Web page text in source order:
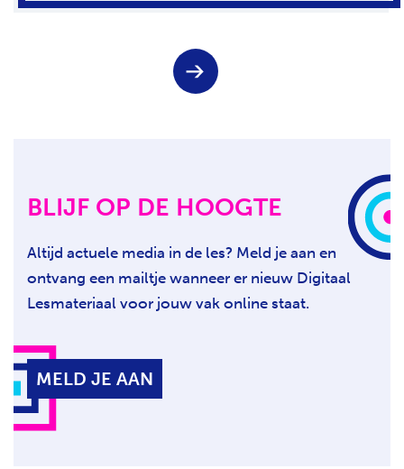
o
p
g
i
n
a
BLIJF OP DE HOOGTE
Altijd actuele media in de les? Meld je aan en
ontvang een mailtje wanneer er nieuw Digitaal
Lesmateriaal voor jouw vak online staat.
MELD JE AAN